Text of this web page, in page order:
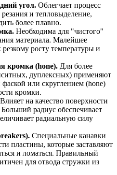
угол. Облегчает процесс
и тепловыделение,
более плавно.
Необходима для "чистого"
материала. Малейшее
росту температуры и
кромка (hone). Для более
дуплексных) применяют
или скруглением (hone)
кромки.
Влияет на качество поверхности
радиус обеспечивает
радиальную силу
Специальные канавки
пластины, которые заставляют
и ломаться. Правильный
для отвода стружки из